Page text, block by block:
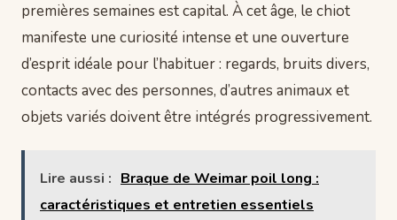
premières semaines est capital. À cet âge, le chiot
manifeste une curiosité intense et une ouverture
d’esprit idéale pour l’habituer : regards, bruits divers,
contacts avec des personnes, d’autres animaux et
objets variés doivent être intégrés progressivement.
Lire aussi : Braque de Weimar poil long :
caractéristiques et entretien essentiels